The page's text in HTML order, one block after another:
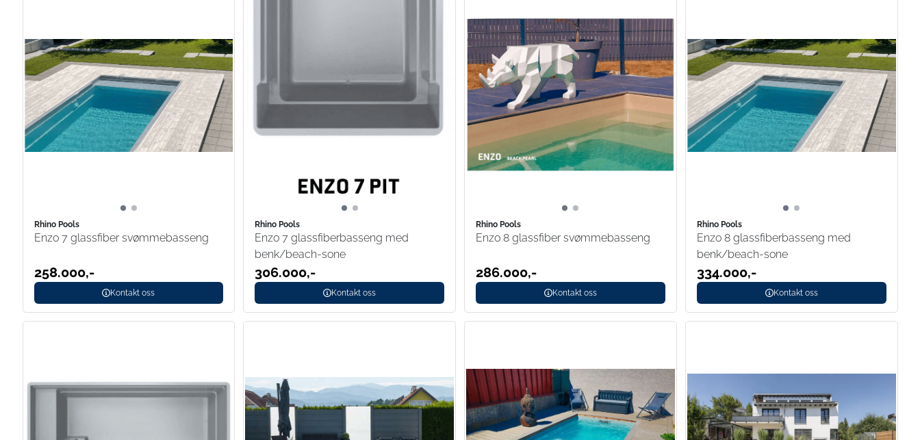
Rhino Pools
Enzo 7 glassfiber svømmebasseng
258.000,-
Kontakt oss
Rhino Pools
Enzo 7 glassfiberbasseng med
benk/beach-sone
306.000,-
Kontakt oss
Rhino Pools
Enzo 8 glassfiber svømmebasseng
286.000,-
Kontakt oss
Rhino Pools
Enzo 8 glassfiberbasseng med
benk/beach-sone
334.000,-
Kontakt oss